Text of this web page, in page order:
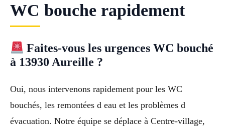
WC bouche rapidement
Faites-vous les urgences WC bouché
à 13930 Aureille ?
Oui, nous intervenons rapidement pour les WC
bouchés, les remontées d eau et les problèmes d
évacuation. Notre équipe se déplace à Centre-village,